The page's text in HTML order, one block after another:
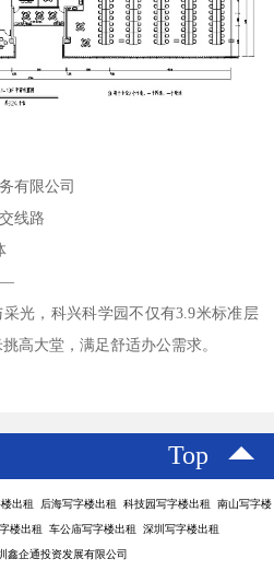
有限公司
线路
光，科兴科学园不仅有3.9米标准层
高大堂，满足舒适办公需求。
Top
出租 后海写字楼出租 科技园写字楼出租 南山写字楼
楼出租 车公庙写字楼出租 深圳写字楼出租
鑫企通投资发展有限公司